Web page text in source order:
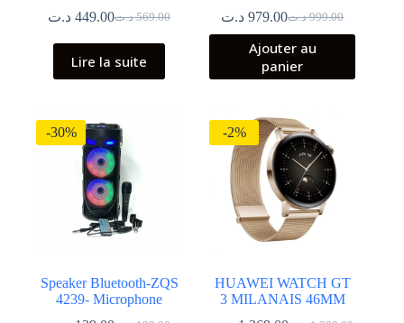
569.00 د.تLe
initial
était :
449.00 د.ت
Le
actuel
est :
Lire la suite
999.00 د.تLe
prix
initial
était :
979.00 د.ت
Le
prix
actuel
est :
Ajouter au
panier
-30%
Speaker Bluetooth-ZQS
4239- Microphone
-2%
HUAWEI WATCH GT
3 MILANAIS 46MM